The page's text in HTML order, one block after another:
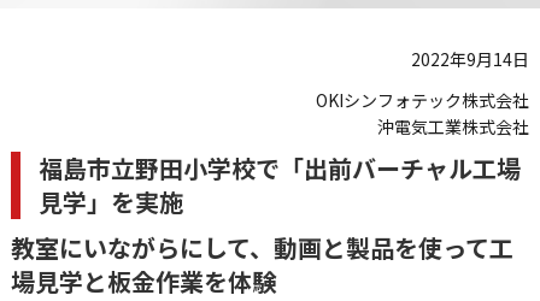
2022年9月14日
OKIシンフォテック株式会社
沖電気工業株式会社
福島市立野田小学校で「出前バーチャル工場
見学」を実施
教室にいながらにして、動画と製品を使って工
場見学と板金作業を体験